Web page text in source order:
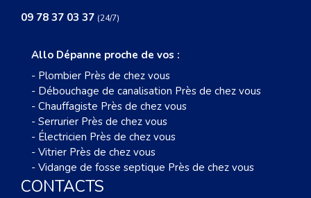
09 78 37 03 37 (24/7)
Allo Dépanne proche de vos :
- Plombier Près de chez vous
- Débouchage de canalisation Près de chez vous
- Chauffagiste Près de chez vous
- Serrurier Près de chez vous
- Électricien Près de chez vous
- Vitrier Près de chez vous
- Vidange de fosse septique Près de chez vous
CONTACTS